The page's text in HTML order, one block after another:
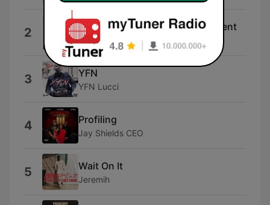
2 It's Not a Moment, It's a Movement
Brian Hamlin
3 YFN
YFN Lucci
4 Profiling
Jay Shields CEO
5 Wait On It
Jeremih